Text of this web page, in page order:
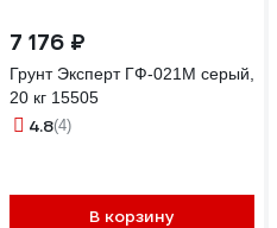
7 176 ₽
Грунт Эксперт ГФ-021М серый,
20 кг 15505
4.8(4)
В корзину